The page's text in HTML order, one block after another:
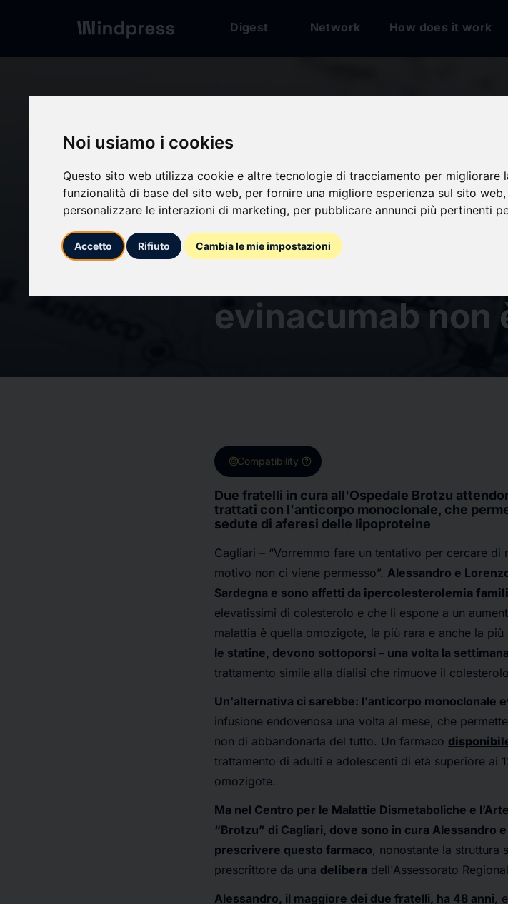
Noi usiamo i cookies
Questo sito web utilizza cookie e altre tecnologie di tracciamento per migliorare
funzionalità di base del sito web, per fornire una migliore esperienza sul sito web,
personalizzare le interazioni di marketing, per pubblicare annunci più pertinenti
Accetto Rifiuto Cambia le mie impostazioni
Digest Network How does it work
calendar_today 10/06/2025
evinacumab non
targetCompatibility help
Due fratelli in cura all'Ospedale Brotzu
trattati con l'anticorpo monoclonale, che
sedute di aferesi delle lipoproteine
Cagliari – “Vorremmo fare un tentativo per cercare
motivo non ci viene permesso”. Alessandro e
Sardegna e sono affetti da ipercolesterolemia
elevatissimi di colesterolo e che li espone a un
malattia è quella omozigote, la più rara e anche la
le statine, devono sottoporsi – una volta la
trattamento simile alla dialisi che rimuove il
Un'alternativa ci sarebbe: l'anticorpo monoclonale
infusione endovenosa una volta al mese, che
non di abbandonarla del tutto. Un farmaco
trattamento di adulti e adolescenti di età superiore ai
omozigote.
Ma nel Centro per le Malattie Dismetaboliche e
“Brotzu” di Cagliari, dove sono in cura Alessandro
prescrivere questo farmaco, nonostante la struttura
prescrittore da una delibera dell'Assessorato
Alessandro, il maggiore dei due fratelli, ha 48 anni,